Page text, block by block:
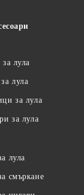
лула
лула
за лула
за лула
лула
смъркане